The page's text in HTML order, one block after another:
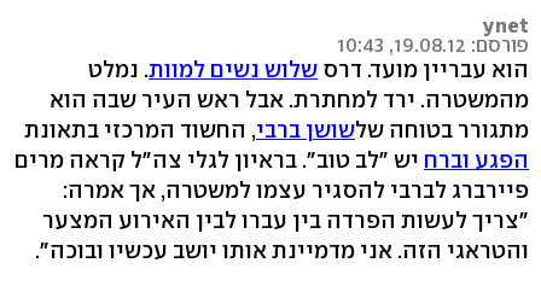
ynet
פורסם: 19.08.12, 10:43
הוא עבריין מועד. דרס שלוש נשים למוות. נמלט
מהמשטרה. ירד למחתרת. אבל ראש העיר שבה הוא
מתגורר בטוחה שלשושן ברבי, החשוד המרכזי בתאונת
הפגע וברח יש "לב טוב". בראיון לגלי צה"ל קראה מרים
פיירברג לברבי להסגיר עצמו למשטרה, אך אמרה:
"צריך לעשות הפרדה בין עברו לבין האירוע המצער
והטראגי הזה. אני מדמיינת אותו יושב עכשיו ובוכה".